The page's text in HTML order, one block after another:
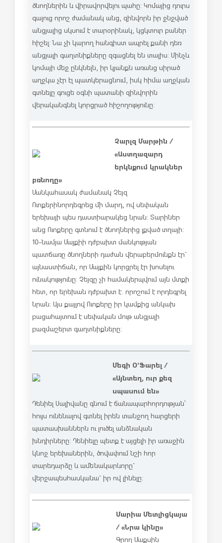
ծնողներին և վիրավորվելու պահը: Կոմայից դուրս
գալուց որոշ ժամանակ անց, զինվորն իր ջնջված
անցյալից սկսում է տարօրինակ, կցկտուր բաներ
հիշել: Նա չի կարող հանգիստ ապրել քանի դեռ
անցյալի գաղտնիքները զգացնել են տալիս: Մինչև
կոմայի մեջ ընկնելն, իր կյանքն առանց սիրած
աղջկա չէր էլ պատկերացնում, իսկ հիմա աղջկան
գտնելը գուցե օգնի պատանի զինվորին
վերականգնել կորցրած հիշողությունը:
Չարլզ Մարթին /
«Աստղազարդ
երկնքում կրակներ
բռնողը»
Մանկահասակ ժամանակ Չեյզ
Ուոքերին որդեգրեց մի մարդ, ով սեփական
երեխայի պես դաստիարակեց նրան: Տարիներ
անց Ուոքերը գտնում է ծնողներից լքված տղայի:
10-նամյա Մայքիի դժբախտ մանկության
պատճառը ծնողների դաժան վերաբերմունքն էր`
այնաստիճան, որ Մայքին կորցրել էր խոսելու
ունակությունը: Չեյզը չի համակերպվում այն մտքի
հետ, որ երեխան դժբախտ է. որոշում է որդեգրել
նրան: Այս քայլով Ուոքերը իր կամքից անկախ
բացահայտում է սեփական մութ անցյալի
բազմաշերտ գաղտնիքները:
Մեգի Օ’Ֆարել /
«Այնտեղ, ուր քեզ
սպասում են»
Դենիել Սալիվանը գնում է ճանապարհորդության՝
հույս ունենալով գտնել իրեն տանջող հարցերի
պատասխաններն ու լուծել անձնական
խնդիրները: Դենիելը պետք է այցելի իր առաջին
կնոջ երեխաներին, ծովափում նշի հոր
տարեդարձը և ամենակարևորը`
վերջապես հասկանա` իր ով լինելը:
Մարիա Մետլիցկայա
/ «Նրա կինը»
Գրող Մաքսին